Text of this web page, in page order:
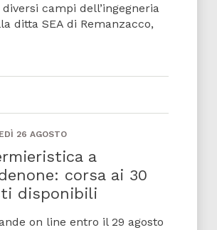
campi dell’ingegneria
ditta SEA di Remanzacco,
26 AGOSTO
a
corsa ai 30
disponibili
on line entro il 29 agosto